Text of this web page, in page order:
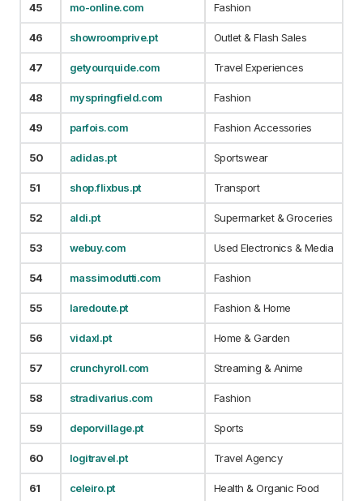
45 mo-online.com Fashion
46 showroomprive.pt Outlet & Flash Sales
47 getyourquide.com Travel Experiences
48 myspringfield.com Fashion
49 parfois.com Fashion Accessories
50 adidas.pt Sportswear
51 shop.flixbus.pt Transport
52 aldi.pt Supermarket & Groceries
53 webuy.com Used Electronics & Media
54 massimodutti.com Fashion
55 laredoute.pt Fashion & Home
56 vidaxl.pt Home & Garden
57 crunchyroll.com Streaming & Anime
58 stradivarius.com Fashion
59 deporvillage.pt Sports
60 logitravel.pt Travel Agency
61 celeiro.pt Health & Organic Food